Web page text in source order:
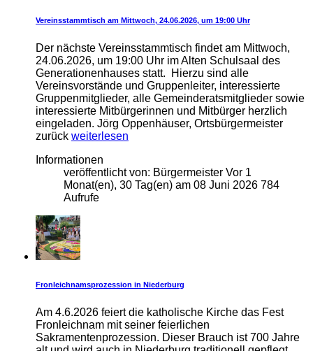
Vereinsstammtisch am Mittwoch, 24.06.2026, um 19:00 Uhr
Der nächste Vereinsstammtisch findet am Mittwoch,
24.06.2026, um 19:00 Uhr im Alten Schulsaal des
Generationenhauses statt. Hierzu sind alle
Vereinsvorstände und Gruppenleiter, interessierte
Gruppenmitglieder, alle Gemeinderatsmitglieder sowie
interessierte Mitbürgerinnen und Mitbürger herzlich
eingeladen. Jörg Oppenhäuser, Ortsbürgermeister
zurück weiterlesen
Informationen
veröffentlicht von: Bürgermeister Vor 1
Monat(en), 30 Tag(en) am 08 Juni 2026 784
Aufrufe
Fronleichnamsprozession in Niederburg
Am 4.6.2026 feiert die katholische Kirche das Fest
Fronleichnam mit seiner feierlichen
Sakramentenprozession. Dieser Brauch ist 700 Jahre